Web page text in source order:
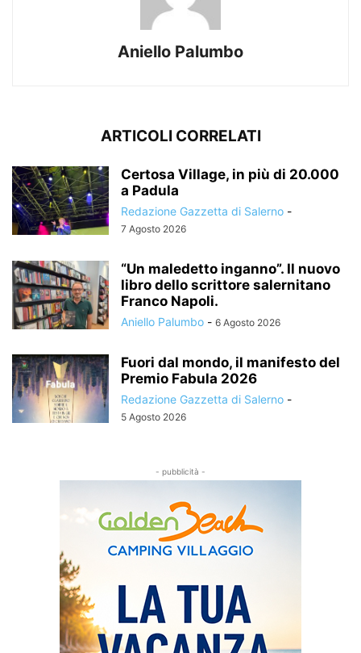
Aniello Palumbo
ARTICOLI CORRELATI
Certosa Village, in più di 20.000
a Padula
Redazione Gazzetta di Salerno -
7 Agosto 2026
“Un maledetto inganno”. Il nuovo
libro dello scrittore salernitano
Franco Napoli.
Aniello Palumbo - 6 Agosto 2026
Fuori dal mondo, il manifesto del
Premio Fabula 2026
Redazione Gazzetta di Salerno -
5 Agosto 2026
- pubblicità -